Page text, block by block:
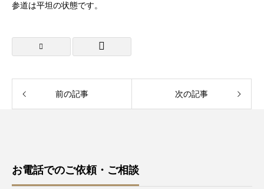
参道は平坦の状態です。
前の記事 次の記事
お電話でのご依頼・ご相談